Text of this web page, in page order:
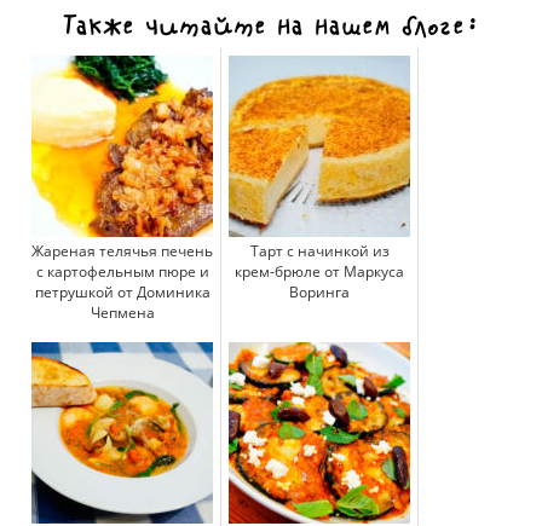
Также читайте на нашем блоге:
Жареная телячья печень
с картофельным пюре и
петрушкой от Доминика
Чепмена
Тарт с начинкой из
крем-брюле от Маркуса
Воринга